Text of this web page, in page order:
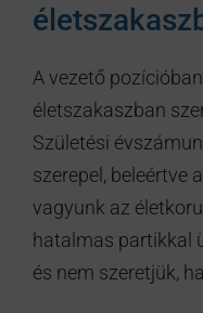
A vezető
életszakaszban
Születési
szerepel, beleértve
vagyunk az
hatalmas partikkal
és nem szeretjük,